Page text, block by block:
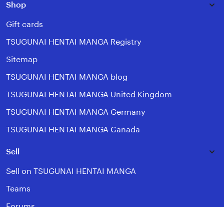
Shop
Gift cards
TSUGUNAI HENTAI MANGA Registry
Sitemap
TSUGUNAI HENTAI MANGA blog
TSUGUNAI HENTAI MANGA United Kingdom
TSUGUNAI HENTAI MANGA Germany
TSUGUNAI HENTAI MANGA Canada
Sell
Sell on TSUGUNAI HENTAI MANGA
Teams